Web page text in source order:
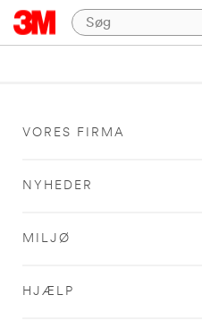
VORES FIRMA
NYHEDER
MILJØ
HJÆLP